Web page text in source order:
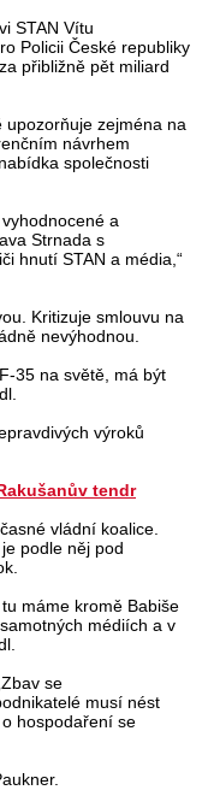
STAN Vítu
Policii České republiky
přibližně pět miliard
zejména na
návrhem
společnosti
a
Strnada s
hnutí STAN a média,“
Kritizuje smlouvu na
nevýhodnou.
35 na světě, má být
výroků
tendr
vládní koalice.
podle něj pod
máme kromě Babiše
médiích a v
se
musí nést
hospodaření se